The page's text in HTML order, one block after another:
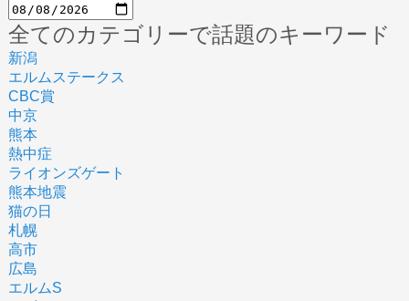
全てのカテゴリーで話題のキーワード
新潟
エルムステークス
CBC賞
中京
熊本
熱中症
ライオンズゲート
熊本地震
猫の日
札幌
高市
広島
エルムS